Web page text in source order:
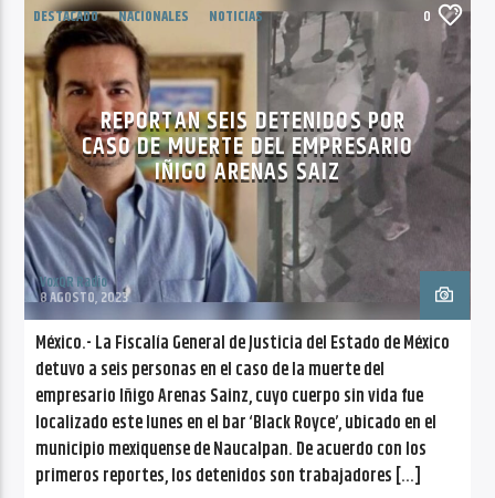
DESTACADO NACIONALES NOTICIAS 0
REPORTAN SEIS DETENIDOS POR
CASO DE MUERTE DEL EMPRESARIO
IÑIGO ARENAS SAIZ
VoxQR Radio
8 AGOSTO, 2023
México.- La Fiscalía General de Justicia del Estado de México
detuvo a seis personas en el caso de la muerte del
empresario Iñigo Arenas Sainz, cuyo cuerpo sin vida fue
localizado este lunes en el bar ‘Black Royce’, ubicado en el
municipio mexiquense de Naucalpan. De acuerdo con los
primeros reportes, los detenidos son trabajadores […]